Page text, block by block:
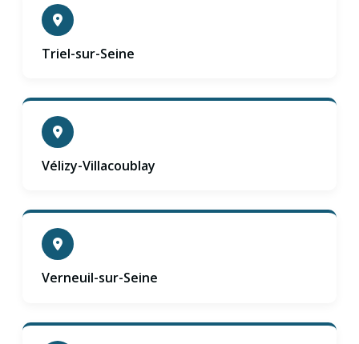
Triel-sur-Seine
Vélizy-Villacoublay
Verneuil-sur-Seine